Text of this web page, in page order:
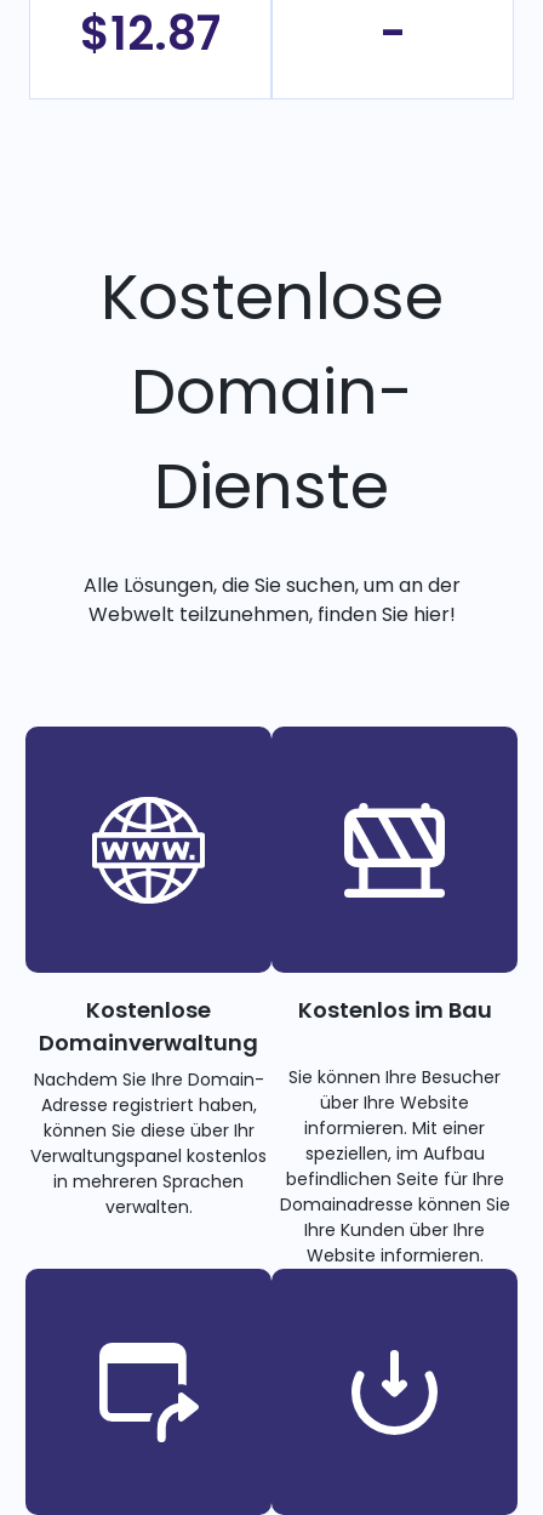
$12.87 -
Kostenlose
Domain-
Dienste
Alle Lösungen, die Sie suchen, um an der
Webwelt teilzunehmen, finden Sie hier!
Kostenlose
Domainverwaltung
Nachdem Sie Ihre Domain-
Adresse registriert haben,
können Sie diese über Ihr
Verwaltungspanel kostenlos
in mehreren Sprachen
verwalten.
Kostenlos im Bau
Sie können Ihre Besucher
über Ihre Website
informieren. Mit einer
speziellen, im Aufbau
befindlichen Seite für Ihre
Domainadresse können Sie
Ihre Kunden über Ihre
Website informieren.